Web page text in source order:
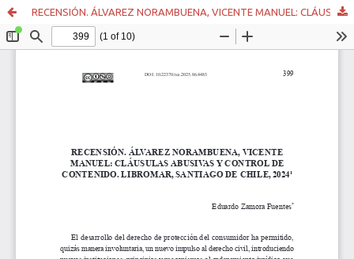
RECENSIÓN. ÁLVAREZ NORAMBUENA, VICENTE MANUEL: CLÁUSULAS ABUSIVAS Y CONTROL DE CONTENIDO. LIBROMAR, SANTIAGO DE CHILE, 2024